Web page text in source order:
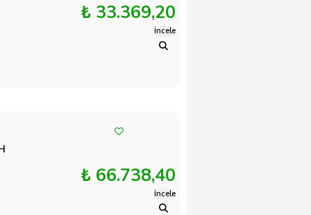
₺ 33.369,20
İncele
₺ 66.738,40
İncele